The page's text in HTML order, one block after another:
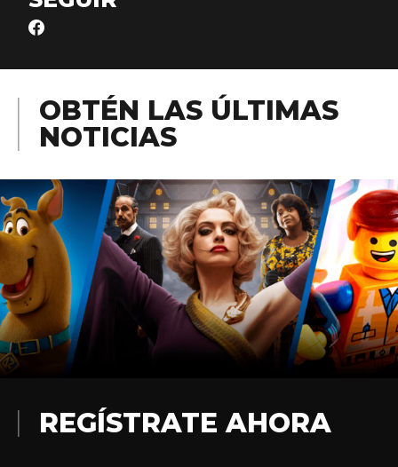
OBTÉN LAS ÚLTIMAS
NOTICIAS
REGÍSTRATE AHORA